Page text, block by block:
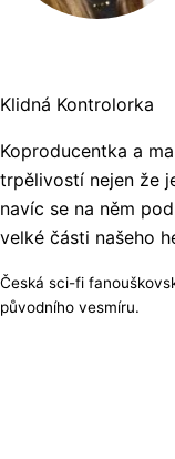
Klidná Kontrolorka
Koproducentka a
trpělivostí nejen že
navíc se na něm
velké části našeho
Česká sci-fi
původního vesmíru.